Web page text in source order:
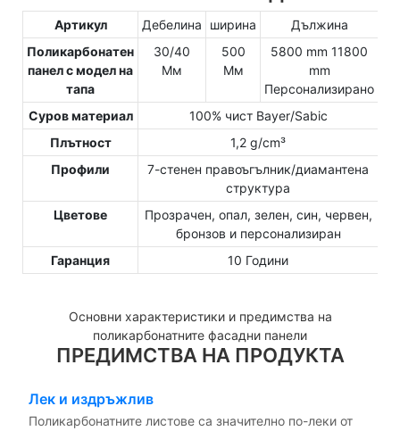
Артикул Дебелина ширина
Дължина
Поликарбонатен
панел с модел на
тапа
30/40
Мм
500
Мм
5800 mm 11800
mm
Персонализирано
Суров материал
100% чист Bayer/Sabic
Плътност
1,2 g/cm³
Профили
7-стенен правоъгълник/диамантена
структура
Цветове
Прозрачен, опал, зелен, син, червен,
бронзов и персонализиран
Гаранция
10 Години
Основни характеристики и предимства на
поликарбонатните фасадни панели
ПРЕДИМСТВА НА ПРОДУКТА
Лек и издръжлив
Поликарбонатните листове са значително по-леки от